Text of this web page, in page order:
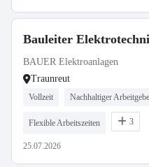
Bauleiter
BAUER Elektroanlagen
Traunreut
Vollzeit Nachhaltiger
Flexible Arbeitszeiten 3
25.07.2026